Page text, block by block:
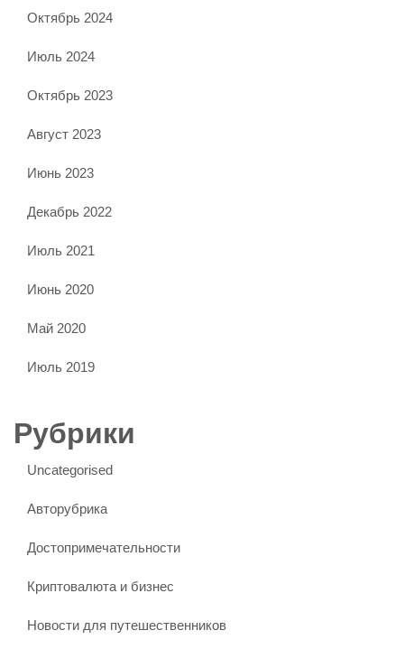
Октябрь 2024
Июль 2024
Октябрь 2023
Август 2023
Июнь 2023
Декабрь 2022
Июль 2021
Июнь 2020
Май 2020
Июль 2019
Рубрики
Uncategorised
Авторубрика
Достопримечательности
Криптовалюта и бизнес
Новости для путешественников